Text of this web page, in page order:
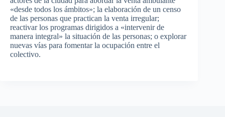
«desde todos los ámbitos»; la elaboración de un censo
de las personas que practican la venta irregular;
reactivar los programas dirigidos a «intervenir de
manera integral» la situación de las personas; o explorar
nuevas vías para fomentar la ocupación entre el
colectivo.